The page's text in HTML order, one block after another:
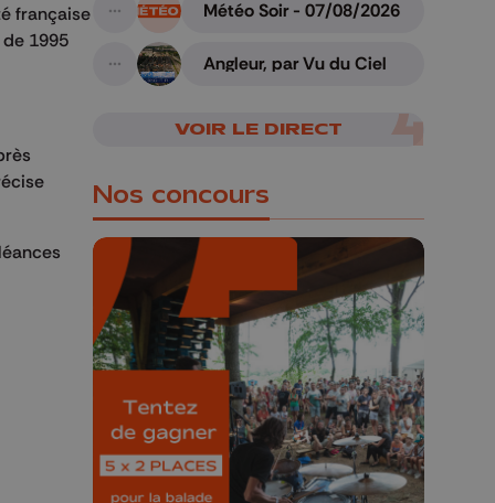
française
1995
A suivre
Météo Soir - 07/08/2026
A suivre
Angleur, par Vu du Ciel
VOIR LE DIRECT
Nos concours
🎁 Gagnez 5x2
places pour le
Bucolique Ferrières
Festival 🌿🎶
Concours valable jusqu'au 9 août,